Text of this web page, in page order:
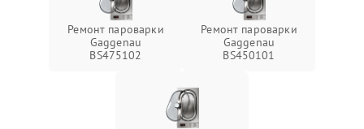
Ремонт пароварки
Gaggenau
BS475102
Ремонт пароварки
Gaggenau
BS450101